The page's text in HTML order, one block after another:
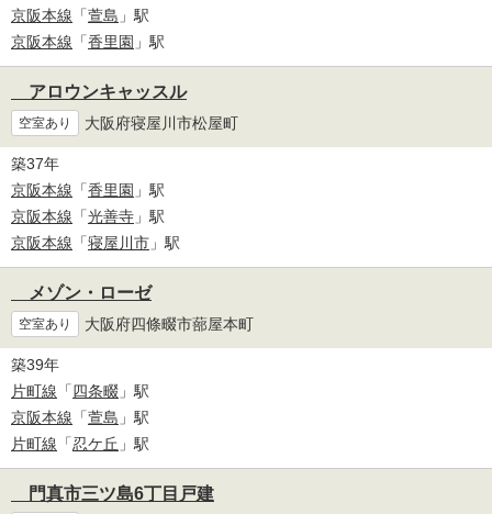
京阪本線 「萱島 」駅
京阪本線 「香里園 」駅
アロウンキャッスル
空室あり 大阪府寝屋川市松屋町
築37年
京阪本線 「香里園 」駅
京阪本線 「光善寺 」駅
京阪本線 「寝屋川市 」駅
メゾン・ローゼ
空室あり 大阪府四條畷市蔀屋本町
築39年
片町線 「四条畷 」駅
京阪本線 「萱島 」駅
片町線 「忍ケ丘 」駅
門真市三ツ島6丁目戸建